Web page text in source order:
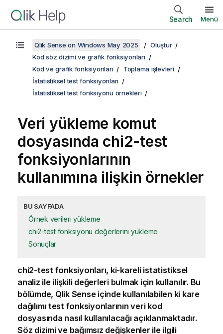
Search Menü
Qlik Sense on Windows May 2025
Oluştur
Kod söz dizimi ve grafik fonksiyonları
Kod ve grafik fonksiyonları
Toplama işlevleri
İstatistiksel test fonksiyonları
İstatistiksel test fonksiyonu örnekleri
Veri yükleme komut
dosyasında chi2-test
fonksiyonlarının
kullanımına ilişkin örnekler
BU SAYFADA
Örnek verileri yükleme
chi2-test fonksiyonu değerlerini yükleme
Sonuçlar
chi2-testfonksiyonları, ki-kareli istatistiksel
analiz ile ilişkili değerleri bulmak için kullanılır. Bu
bölümde, Qlik Senseiçinde kullanılabilen ki kare
dağılımı test fonksiyonlarının veri kod
dosyasında nasıl kullanılacağı açıklanmaktadır.
Söz dizimi ve bağımsız değişkenler ile ilgili